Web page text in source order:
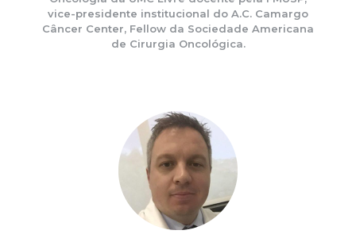
vice-presidente institucional do A.C. Camargo
Câncer Center, Fellow da Sociedade Americana
de Cirurgia Oncológica.